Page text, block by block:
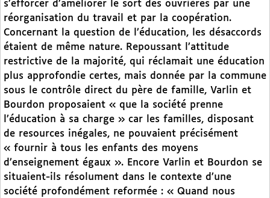
s’efforcer d’améliorer le sort des ouvrières par une
réorganisation du travail et par la coopération.
Concernant la question de l’éducation, les désaccords
étaient de même nature. Repoussant l’attitude
restrictive de la majorité, qui réclamait une éducation
plus approfondie certes, mais donnée par la commune
sous le contrôle direct du père de famille, Varlin et
Bourdon proposaient « que la société prenne
l’éducation à sa charge » car les familles, disposant
de resources inégales, ne pouvaient précisément
« fournir à tous les enfants des moyens
d’enseignement égaux ». Encore Varlin et Bourdon se
situaient-ils résolument dans le contexte d’une
société profondément reformée : « Quand nous